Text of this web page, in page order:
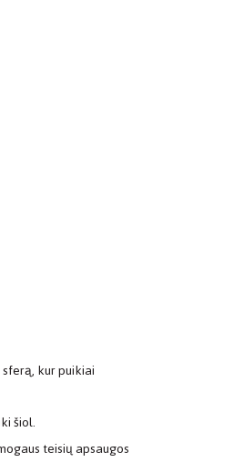
kur puikiai
šiol.
teisių apsaugos